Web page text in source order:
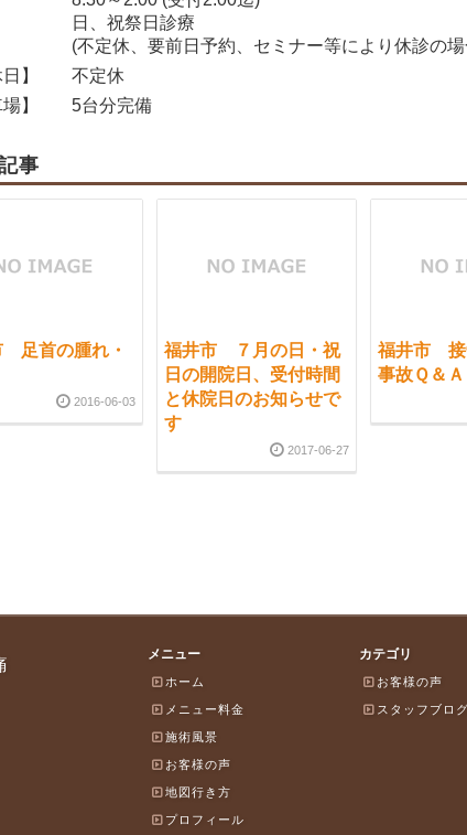
日、祝祭日診療
(不定休、要前日予約、セミナー等により休診の
】
不定休
】
5台分完備
事
足首の腫れ・
2016-06-03
福井市 ７月の日・祝
日の開院日、受付時間
と休院日のお知らせで
す
2017-06-27
福井市
事故Ｑ＆
メニュー
ホーム
メニュー料金
施術風景
お客様の声
地図行き方
プロフィール
カテゴリ
お客様の声
スタッフブログ